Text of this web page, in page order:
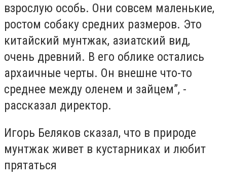
взрослую особь. Они совсем маленькие,
ростом собаку средних размеров. Это
китайский мунтжак, азиатский вид,
очень древний. В его облике остались
архаичные черты. Он внешне что-то
среднее между оленем и зайцем”, -
рассказал директор.
Игорь Беляков сказал, что в природе
мунтжак живет в кустарниках и любит
прятаться